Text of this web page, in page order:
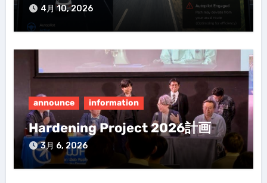
4月 10, 2026
announce information
Hardening Project 2026計画
3月 6, 2026